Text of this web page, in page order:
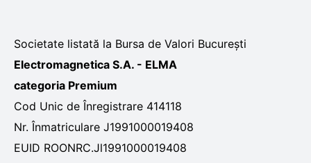
Societate listată la Bursa de Valori București
Electromagnetica S.A. - ELMA
categoria Premium
Cod Unic de Înregistrare 414118
Nr. Înmatriculare J1991000019408
EUID ROONRC.Jl1991000019408